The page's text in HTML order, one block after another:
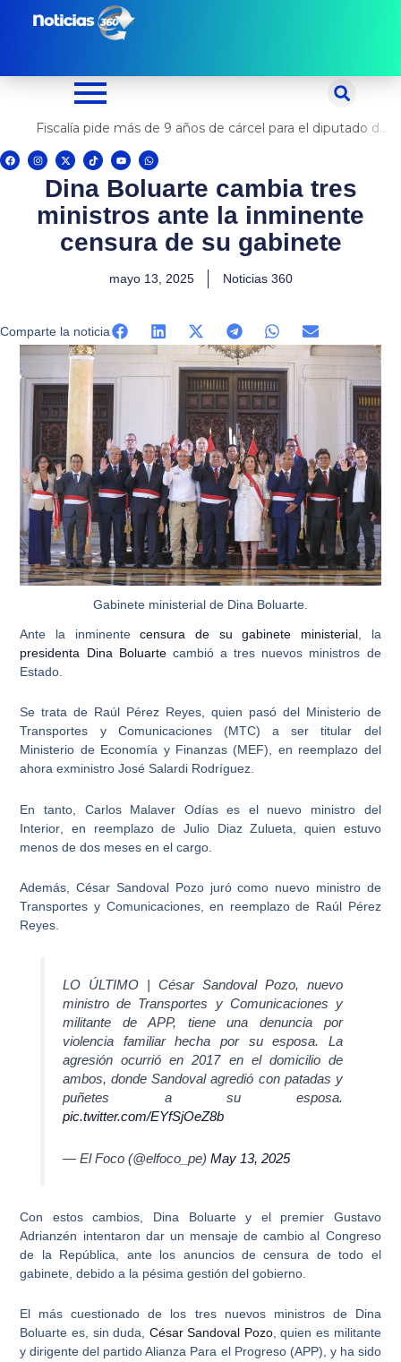
Fiscalía pide más de 9 años de cárcel para el diputado de oposición Harvey Colchado
F
a
c
I
n
s
r
a
X
-
t
w
t
t
e
T
i
k
t
o
Y
o
u
t
u
e
W
h
a
t
s
p
p
Dina Boluarte cambia tres
ministros ante la inminente
censura de su gabinete
mayo 13, 2025 Noticias 360
Comparte la noticia
Gabinete ministerial de Dina Boluarte.
Ante la inminentecensura de su gabinete ministerial, la
presidenta Dina Boluartecambió a tres nuevos ministros de
Estado.
Se trata de Raúl Pérez Reyes, quien pasó del Ministerio de
Transportes y Comunicaciones (MTC) a ser titular del
Ministerio de Economía y Finanzas (MEF), en reemplazo del
ahora exministro José Salardi Rodríguez.
En tanto, Carlos Malaver Odías es el nuevo ministro del
Interior , en reemplazo de Julio Diaz Zulueta, quien estuvo
menos de dos meses en el cargo.
Además,
César Sandoval Pozo juró como nuevo ministro de
Transportes y Comunicaciones, en reemplazo de Raúl Pérez
Reyes.
LO ÚLTIMO | César Sandoval Pozo, nuevo
ministro de Transportes y Comunicaciones y
militante de APP, tiene una denuncia por
violencia familiar hecha por su esposa. La
agresión ocurrió en 2017 en el domicilio de
ambos, donde Sandoval agredió con patadas y
puñetes a su esposa.
pic.twitter.com/EYfSjOeZ8b
— El Foco (@elfoco_pe)May 13, 2025
Con estos cambios, Dina Boluarte y el premier Gustavo
Adrianzén intentaron dar un mensaje de cambio al Congreso
de la República, ante los anuncios de censura de todo el
gabinete, debido a la pésima gestión del gobierno.
El más cuestionado de los tres nuevos ministros de Dina
Boluarte es, sin duda, César Sandoval Pozo, quien es militante
y dirigente del partido Alianza Para el Progreso (APP), y ha sido